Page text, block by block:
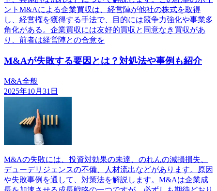
ントM&Aによる企業買収は、経営陣が他社の株式を取得
し、経営権を獲得する手法で、目的には競争力強化や事業多
角化がある。企業買収には友好的買収と同意なき買収があ
り、前者は経営陣との合意を
M&Aが失敗する要因とは？対処法や事例も紹介
M&A全般
2025年10月31日
M&Aの失敗には、投資対効果の未達、のれんの減損損失、
デューデリジェンスの不備、人材流出などがあります。原因
や失敗事例を通して、対策法を解説します。M&Aは企業成